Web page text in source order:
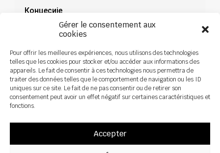
Gérer le consentement aux
cookies
Pour offrir les meilleures expériences, nous utilisons des technologies
telles que les cookies pour stocker et/ou accéder aux informations des
appareils. Le fait de consentir à ces technologies nous permettra de
traiter des données telles que le comportement de navigation ou les ID
uniques sur ce site. Le fait de ne pas consentir ou de retirer son
consentement peut avoir un effet négatif sur certaines caractéristiques et
fonctions.
Accepter
Концесије
Документација
Novosti